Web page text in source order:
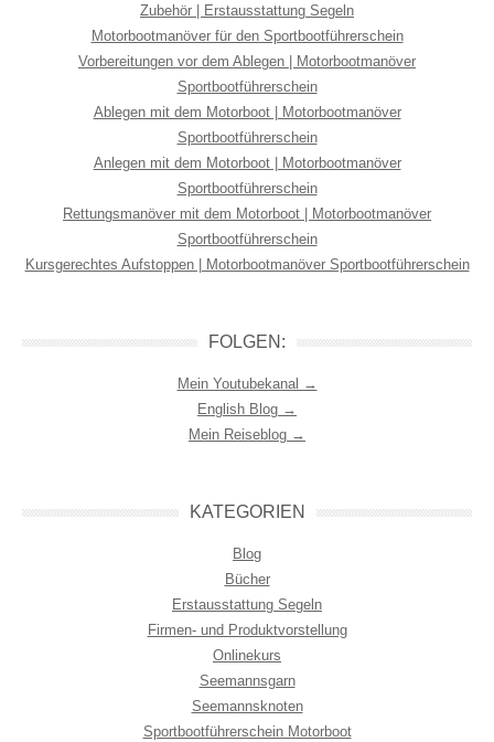
Zubehör | Erstausstattung Segeln
Motorbootmanöver für den Sportbootführerschein
Vorbereitungen vor dem Ablegen | Motorbootmanöver
Sportbootführerschein
Ablegen mit dem Motorboot | Motorbootmanöver
Sportbootführerschein
Anlegen mit dem Motorboot | Motorbootmanöver
Sportbootführerschein
Rettungsmanöver mit dem Motorboot | Motorbootmanöver
Sportbootführerschein
Kursgerechtes Aufstoppen | Motorbootmanöver Sportbootführerschein
FOLGEN:
Mein Youtubekanal →
English Blog →
Mein Reiseblog →
KATEGORIEN
Blog
Bücher
Erstausstattung Segeln
Firmen- und Produktvorstellung
Onlinekurs
Seemannsgarn
Seemannsknoten
Sportbootführerschein Motorboot